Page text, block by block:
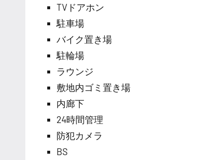
TVドアホン
駐車場
バイク置き場
駐輪場
ラウンジ
敷地内ゴミ置き場
内廊下
24時間管理
防犯カメラ
BS